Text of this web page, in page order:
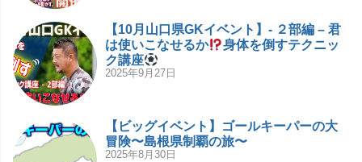
【10月山口県GKイベント】- ２部編 – 君
は使いこなせるか
身体を倒すテクニッ
ク講座
2025年9月27日
【ビッグイベント】ゴールキーパーの大
冒険〜島根県制覇の旅〜
2025年8月30日